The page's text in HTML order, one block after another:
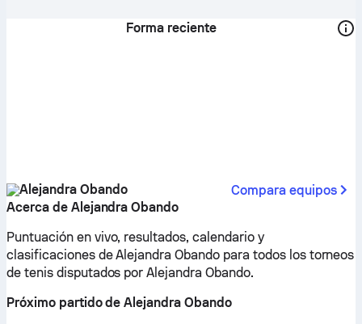
Forma reciente
Alejandra Obando
Compara equipos
Acerca de Alejandra Obando
Puntuación en vivo, resultados, calendario y
clasificaciones de Alejandra Obando para todos los torneos
de tenis disputados por Alejandra Obando.
Próximo partido de Alejandra Obando